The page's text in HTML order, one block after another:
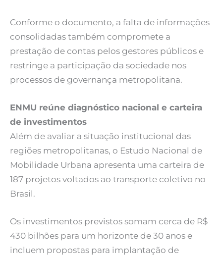
Conforme o documento, a falta de informações
consolidadas também compromete a
prestação de contas pelos gestores públicos e
restringe a participação da sociedade nos
processos de governança metropolitana.
ENMU reúne diagnóstico nacional e carteira
de investimentos
Além de avaliar a situação institucional das
regiões metropolitanas, o Estudo Nacional de
Mobilidade Urbana apresenta uma carteira de
187 projetos voltados ao transporte coletivo no
Brasil.
Os investimentos previstos somam cerca de R$
430 bilhões para um horizonte de 30 anos e
incluem propostas para implantação de